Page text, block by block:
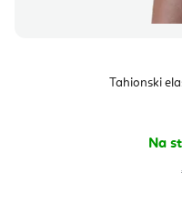
Tahionski
Na